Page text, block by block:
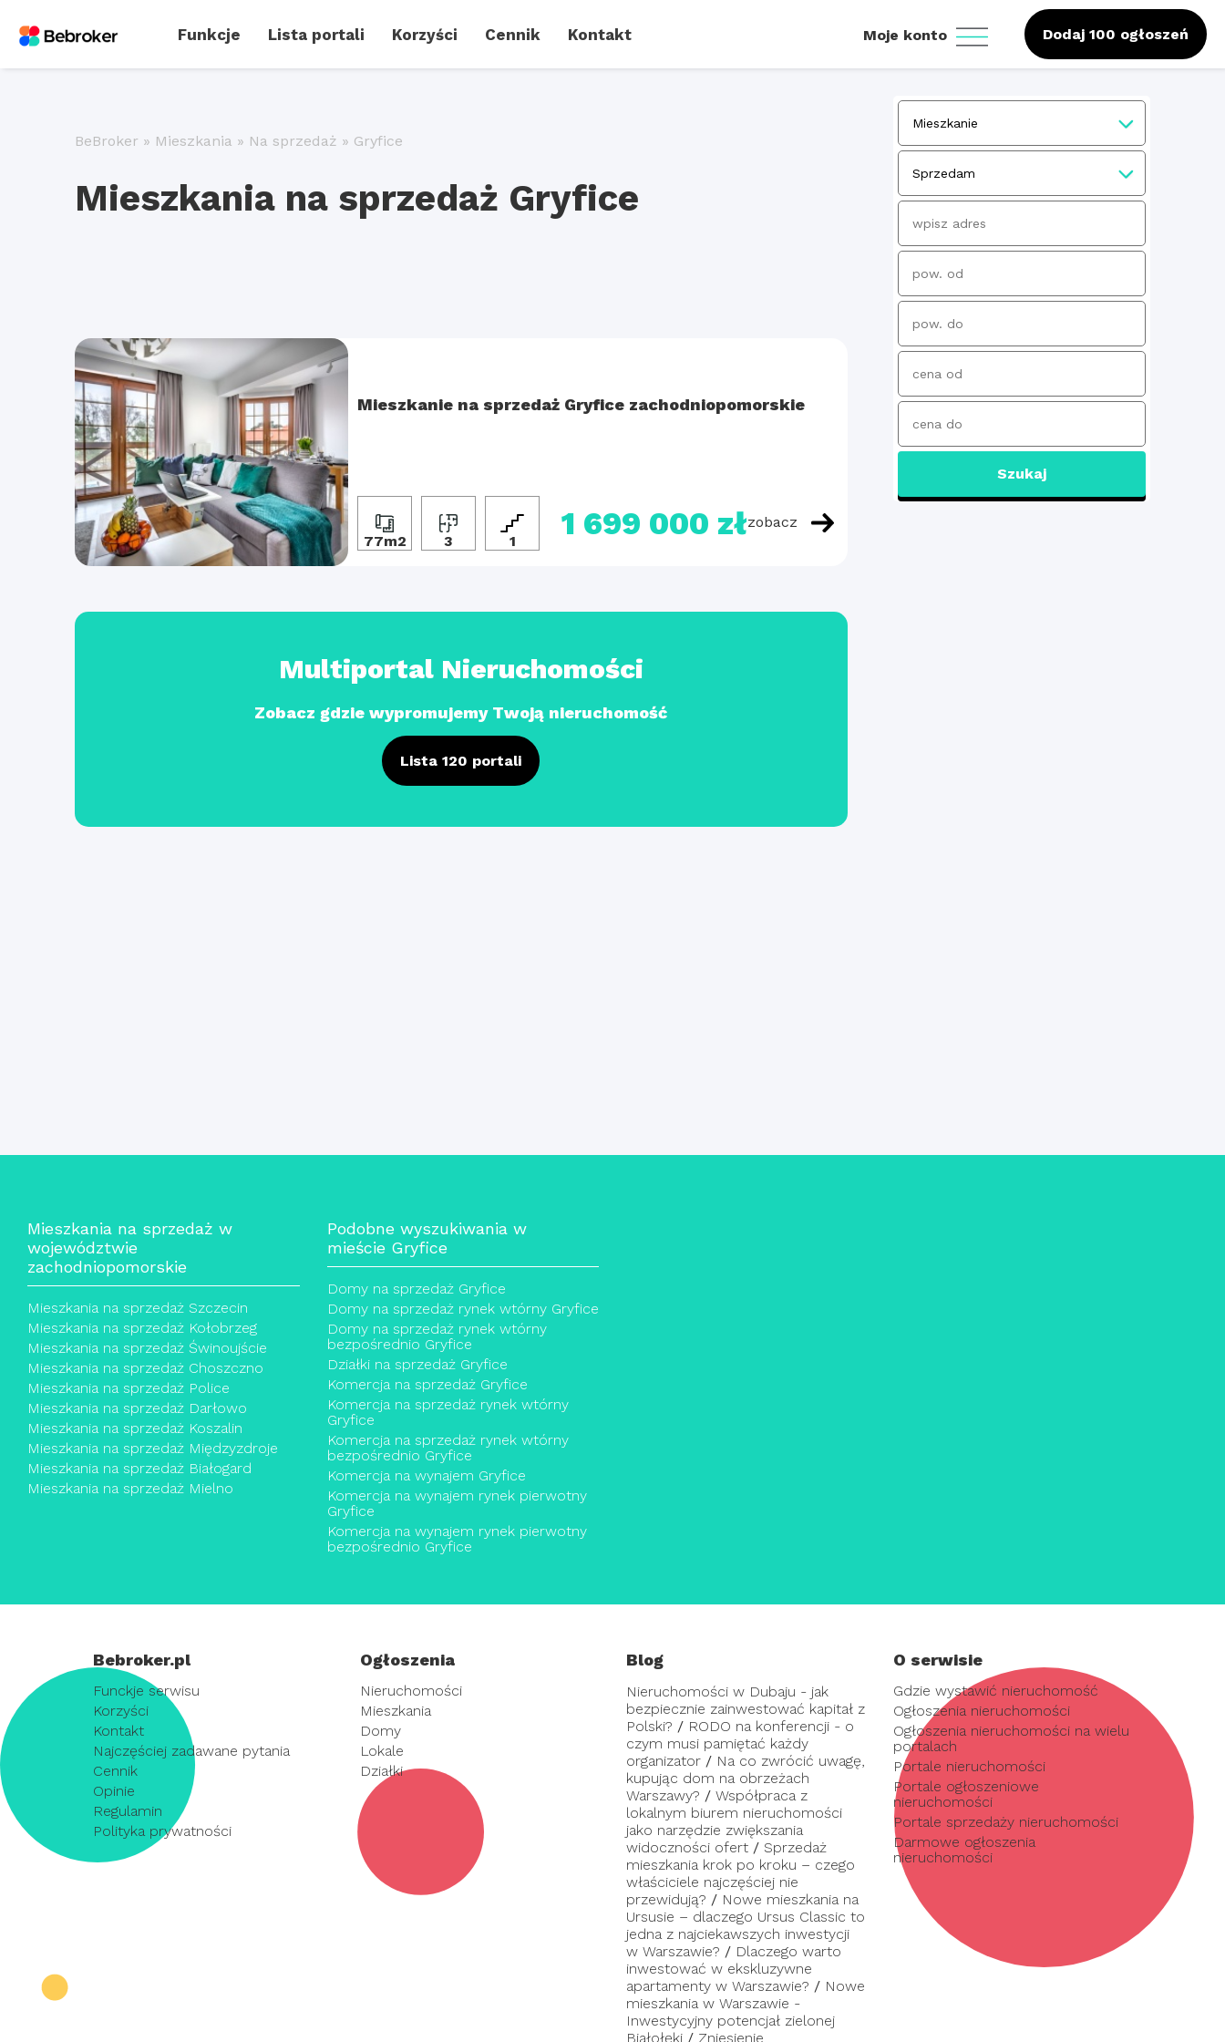
Funkcje Lista portali Korzyści Cennik Kontakt Dodaj 100 ogłoszeń
Moje konto
BeBroker » Mieszkania » Na sprzedaż » Gryfice
Mieszkania na sprzedaż Gryfice
Mieszkanie na sprzedaż Gryfice zachodniopomorskie
77m2 3 1 1 699 000 złzobacz
Multiportal Nieruchomości
Zobacz gdzie wypromujemy Twoją nieruchomość
Lista 120 portali
Szukaj
Mieszkania na sprzedaż w
województwie
zachodniopomorskie
Mieszkania na sprzedaż Szczecin
Mieszkania na sprzedaż Kołobrzeg
Mieszkania na sprzedaż Świnoujście
Mieszkania na sprzedaż Choszczno
Mieszkania na sprzedaż Police
Mieszkania na sprzedaż Darłowo
Mieszkania na sprzedaż Koszalin
Mieszkania na sprzedaż Międzyzdroje
Mieszkania na sprzedaż Białogard
Mieszkania na sprzedaż Mielno
Podobne wyszukiwania w
mieście Gryfice
Domy na sprzedaż Gryfice
Domy na sprzedaż rynek wtórny Gryfice
Domy na sprzedaż rynek wtórny
bezpośrednio Gryfice
Działki na sprzedaż Gryfice
Komercja na sprzedaż Gryfice
Komercja na sprzedaż rynek wtórny
Gryfice
Komercja na sprzedaż rynek wtórny
bezpośrednio Gryfice
Komercja na wynajem Gryfice
Komercja na wynajem rynek pierwotny
Gryfice
Komercja na wynajem rynek pierwotny
bezpośrednio Gryfice
Bebroker.pl
Funckje serwisu
Korzyści
Kontakt
Najczęściej zadawane pytania
Cennik
Opinie
Regulamin
Polityka prywatności
Ogłoszenia
Nieruchomości
Mieszkania
Domy
Lokale
Działki
Blog
Nieruchomości w Dubaju - jak
bezpiecznie zainwestować kapitał z
Polski? / RODO na konferencji - o
czym musi pamiętać każdy
organizator / Na co zwrócić uwagę,
kupując dom na obrzeżach
Warszawy? / Współpraca z
lokalnym biurem nieruchomości
jako narzędzie zwiększania
widoczności ofert / Sprzedaż
mieszkania krok po kroku – czego
właściciele najczęściej nie
przewidują? / Nowe mieszkania na
Ursusie – dlaczego Ursus Classic to
jedna z najciekawszych inwestycji
w Warszawie? / Dlaczego warto
inwestować w ekskluzywne
apartamenty w Warszawie? / Nowe
mieszkania w Warszawie -
Inwestycyjny potencjał zielonej
Białołęki / Zniesienie
O serwisie
Gdzie wystawić nieruchomość
Ogłoszenia nieruchomości
Ogłoszenia nieruchomości na wielu
portalach
Portale nieruchomości
Portale ogłoszeniowe
nieruchomości
Portale sprzedaży nieruchomości
Darmowe ogłoszenia
nieruchomości